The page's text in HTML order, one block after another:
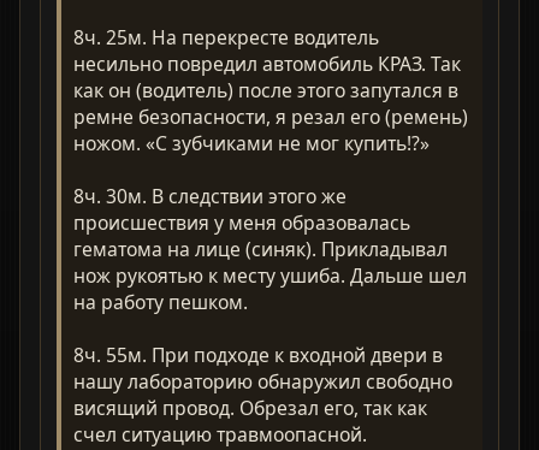
8ч. 25м. На перекресте водитель
несильно повредил автомобиль КРАЗ. Так
как он (водитель) после этого запутался в
ремне безопасности, я резал его (ремень)
ножом. «С зубчиками не мог купить!?»
8ч. 30м. В следствии этого же
происшествия у меня образовалась
гематома на лице (синяк). Прикладывал
нож рукоятью к месту ушиба. Дальше шел
на работу пешком.
8ч. 55м. При подходе к входной двери в
нашу лабораторию обнаружил свободно
висящий провод. Обрезал его, так как
счел ситуацию травмоопасной.